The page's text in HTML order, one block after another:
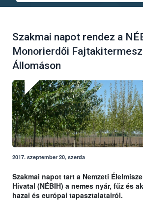
Szakmai napot rendez a
Monorierdői
Állomáson
2017. szeptember 20, szerda
Szakmai napot tart a Nemzeti
Hivatal (NÉBIH) a nemes nyár, fűz és
hazai és európai tapasztalatairól.